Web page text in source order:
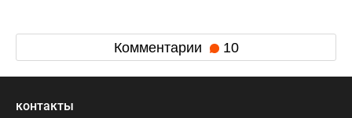
Комментарии 10
контакты